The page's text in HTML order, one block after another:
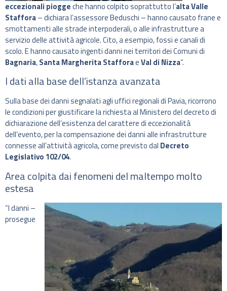
eccezionali pioggeche hanno colpito soprattutto l’alta Valle
Staffora– dichiara l’assessore Beduschi – hanno causato frane e
smottamenti alle strade interpoderali, o alle infrastrutture a
servizio delle attività agricole. Cito, a esempio, fossi e canali di
scolo. E hanno causato ingenti danni nei territori dei Comuni di
Bagnaria,Santa Margherita StafforaeVal di Nizza“.
I dati alla base dell’istanza avanzata
Sulla base dei danni segnalati agli uffici regionali di Pavia, ricorrono
le condizioni per giustificare la richiesta al Ministero del decreto di
dichiarazione dell’esistenza del carattere di eccezionalità
dell’evento, per la compensazione dei danni alle infrastrutture
connesse all’attività agricola, come previsto dal Decreto
Legislativo 102/04.
Area colpita dai fenomeni del maltempo molto
estesa
“I danni –
prosegue